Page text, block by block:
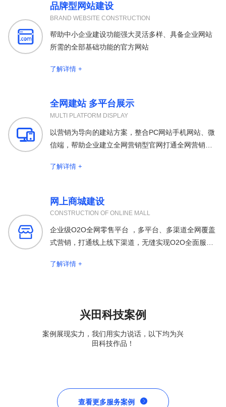

品牌型网站建设
BRAND WEBSITE CONSTRUCTION
帮助中小企业建设功能强大灵活多样、具备企业网站
所需的全部基础功能的官方网站
了解详情 +

全网建站 多平台展示
MULTI PLATFORM DISPLAY
以营销为导向的建站方案，整合PC网站手机网站、微
信端，帮助企业建立全网营销型官网打通全网营销渠
了解详情 +

网上商城建设
CONSTRUCTION OF ONLINE MALL
企业级O2O全网零售平台 ，多平台、多渠道全网覆盖
式营销，打通线上线下渠道，无缝实现O2O全面服务
了解详情 +
兴田科技案例
案例展现实力，我们用实力说话，以下均为兴
田科技作品！
查看更多服务案例 